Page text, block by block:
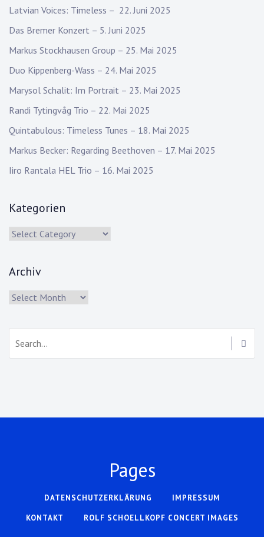
Latvian Voices: Timeless – 22. Juni 2025
Das Bremer Konzert – 5. Juni 2025
Markus Stockhausen Group – 25. Mai 2025
Duo Kippenberg-Wass – 24. Mai 2025
Marysol Schalit: Im Portrait – 23. Mai 2025
Randi Tytingvåg Trio – 22. Mai 2025
Quintabulous: Timeless Tunes – 18. Mai 2025
Markus Becker: Regarding Beethoven – 17. Mai 2025
Iiro Rantala HEL Trio – 16. Mai 2025
Kategorien
Kategorien
Archiv
Archiv
Pages
DATENSCHUTZERKLÄRUNG
IMPRESSUM
KONTAKT
ROLF SCHOELLKOPF CONCERT IMAGES